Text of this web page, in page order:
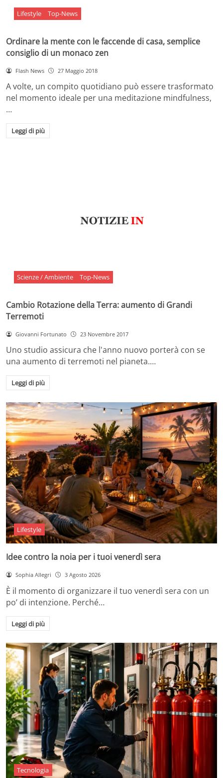
Lifestyle Top-News
Ordinare la mente con le faccende di casa, semplice
consiglio di un monaco zen
Flash News 27 Maggio 2018
A volte, un compito quotidiano può essere trasformato
nel momento ideale per una meditazione mindfulness,
…
Leggi di più
Scienze / Ambiente Top-News
Cambio Rotazione della Terra: aumento di Grandi
Terremoti
Giovanni Fortunato 23 Novembre 2017
Uno studio assicura che l'anno nuovo porterà con se
una aumento di terremoti nel pianeta.…
Leggi di più
Lifestyle
Idee contro la noia per i tuoi venerdì sera
Sophia Allegri 3 Agosto 2026
È il momento di organizzare il tuo venerdì sera con un
po’ di intenzione. Perché…
Leggi di più
Tecnologia